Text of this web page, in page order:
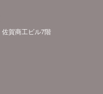
賀商工ビル7階